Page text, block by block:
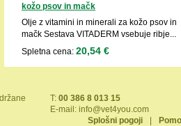
kožo psov in mačk
Olje z vitamini in minerali za kožo psov in
mačk Sestava VITADERM vsebuje ribje...
Spletna cena: 20,54 €
T: 00 386 8 013 15
E-mail: info@vet4you.com
Splošni pogoji
|